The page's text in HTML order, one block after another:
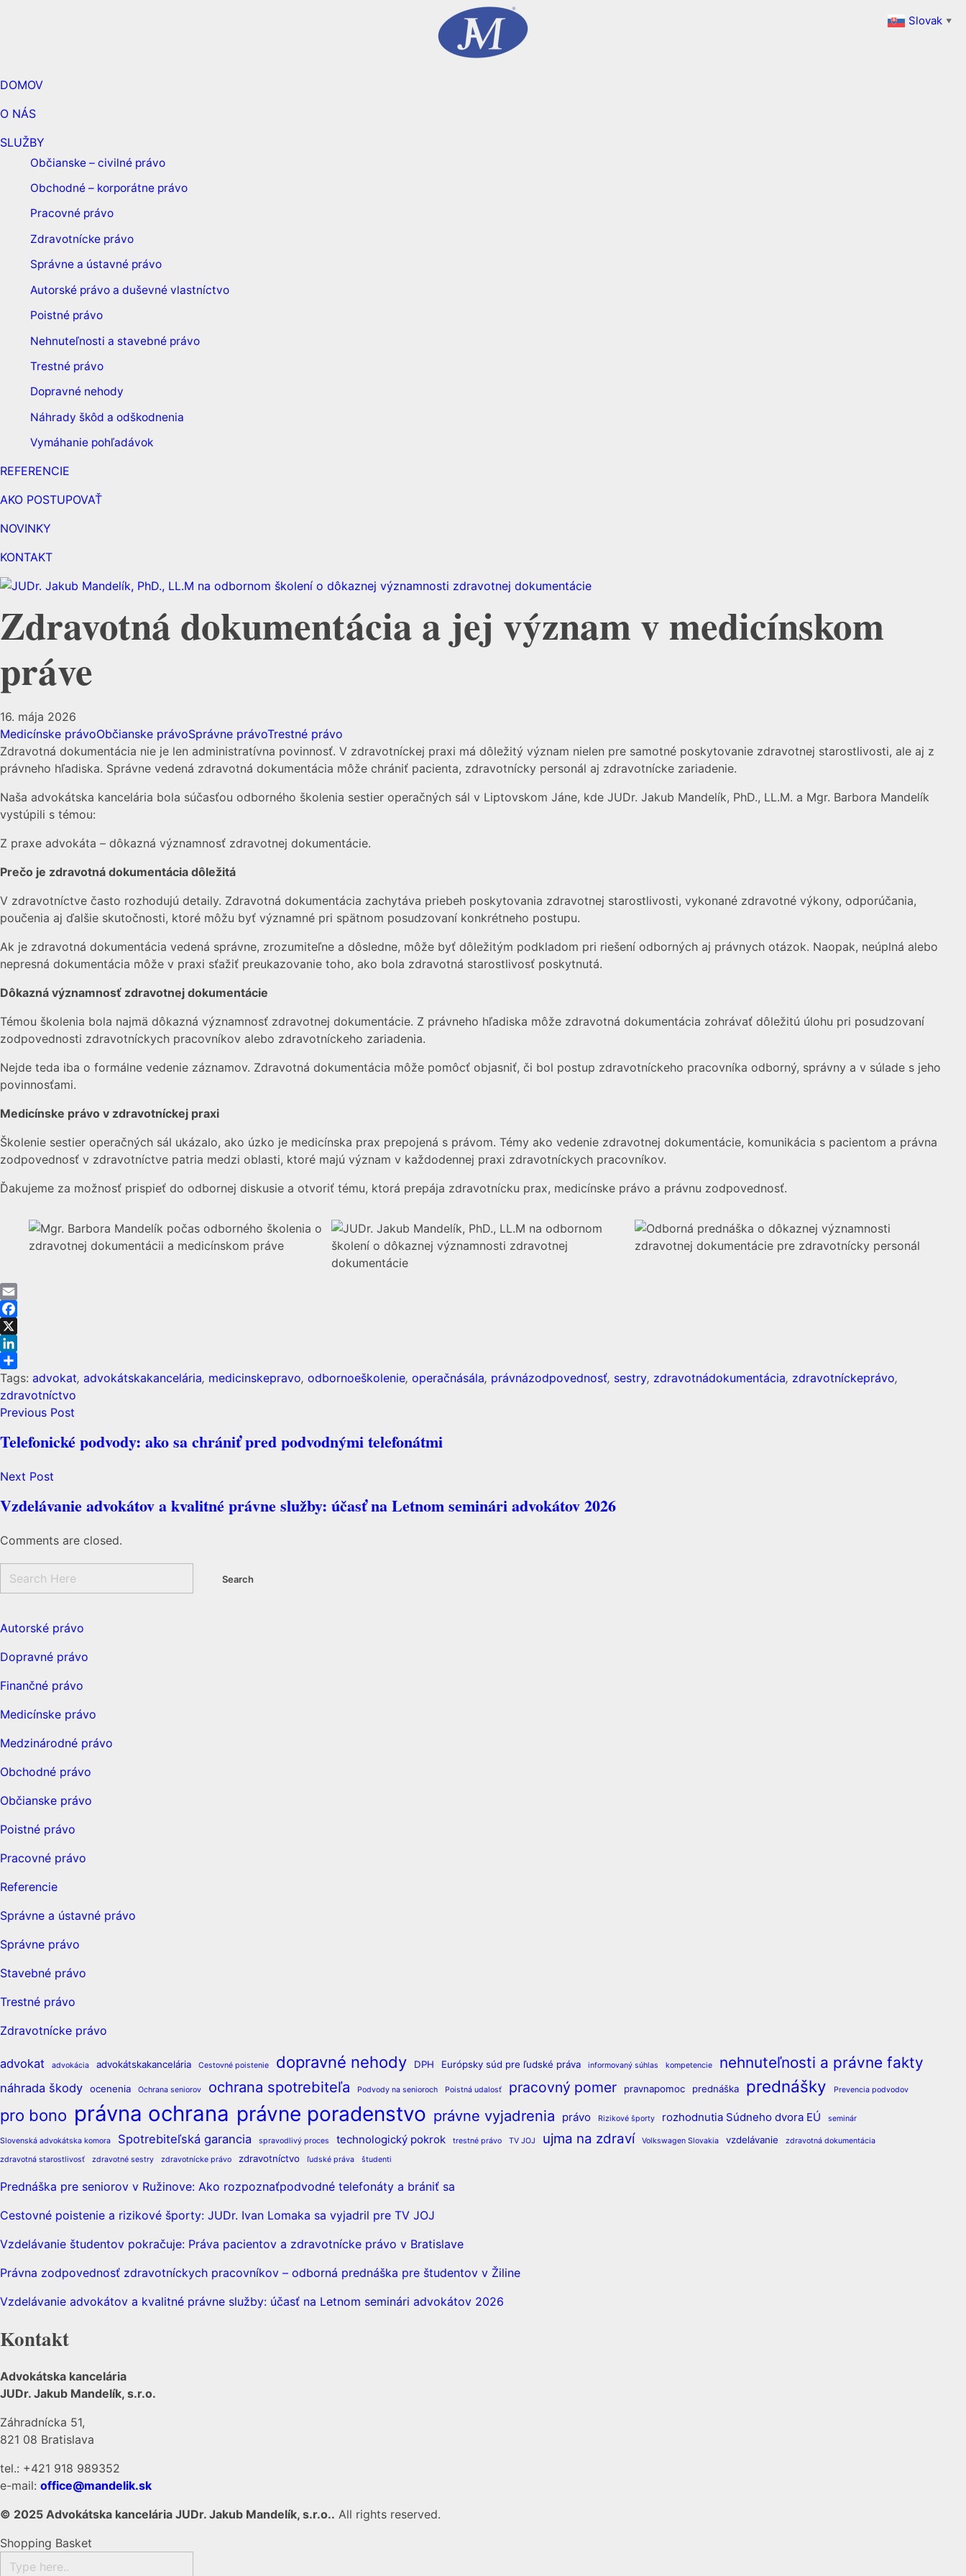
DOMOV
O NÁS
SLUŽBY
Občianske – civilné právo
Obchodné – korporátne právo
Pracovné právo
Zdravotnícke právo
Správne a ústavné právo
Autorské právo a duševné vlastníctvo
Poistné právo
Nehnuteľnosti a stavebné právo
Trestné právo
Dopravné nehody
Náhrady škôd a odškodnenia
Vymáhanie pohľadávok
REFERENCIE
AKO POSTUPOVAŤ
NOVINKY
KONTAKT
Zdravotná dokumentácia a jej význam v medicínskom
práve
16. mája 2026
Medicínske právoObčianske právoSprávne právoTrestné právo
Zdravotná dokumentácia nie je len administratívna povinnosť. V zdravotníckej praxi má dôležitý význam nielen pre samotné poskytovanie zdravotnej starostlivosti, ale aj z
právneho hľadiska. Správne vedená zdravotná dokumentácia môže chrániť pacienta, zdravotnícky personál aj zdravotnícke zariadenie.
Naša advokátska kancelária bola súčasťou odborného školenia sestier operačných sál v Liptovskom Jáne, kde JUDr. Jakub Mandelík, PhD., LL.M. a Mgr. Barbora Mandelík
vystúpili s témou:
Z praxe advokáta – dôkazná významnosť zdravotnej dokumentácie.
Prečo je zdravotná dokumentácia dôležitá
V zdravotníctve často rozhodujú detaily. Zdravotná dokumentácia zachytáva priebeh poskytovania zdravotnej starostlivosti, vykonané zdravotné výkony, odporúčania,
poučenia aj ďalšie skutočnosti, ktoré môžu byť významné pri spätnom posudzovaní konkrétneho postupu.
Ak je zdravotná dokumentácia vedená správne, zrozumiteľne a dôsledne, môže byť dôležitým podkladom pri riešení odborných aj právnych otázok. Naopak, neúplná alebo
nepresná dokumentácia môže v praxi sťažiť preukazovanie toho, ako bola zdravotná starostlivosť poskytnutá.
Dôkazná významnosť zdravotnej dokumentácie
Témou školenia bola najmä dôkazná významnosť zdravotnej dokumentácie. Z právneho hľadiska môže zdravotná dokumentácia zohrávať dôležitú úlohu pri posudzovaní
zodpovednosti zdravotníckych pracovníkov alebo zdravotníckeho zariadenia.
Nejde teda iba o formálne vedenie záznamov. Zdravotná dokumentácia môže pomôcť objasniť, či bol postup zdravotníckeho pracovníka odborný, správny a v súlade s jeho
povinnosťami.
Medicínske právo v zdravotníckej praxi
Školenie sestier operačných sál ukázalo, ako úzko je medicínska prax prepojená s právom. Témy ako vedenie zdravotnej dokumentácie, komunikácia s pacientom a právna
zodpovednosť v zdravotníctve patria medzi oblasti, ktoré majú význam v každodennej praxi zdravotníckych pracovníkov.
Ďakujeme za možnosť prispieť do odbornej diskusie a otvoriť tému, ktorá prepája zdravotnícku prax, medicínske právo a právnu zodpovednosť.
Email
Facebook
X
LinkedIn
Share
Tags: advokat, advokátskakancelária, medicinskepravo, odbornoeškolenie, operačnásála, právnázodpovednosť, sestry, zdravotnádokumentácia, zdravotníckeprávo,
zdravotníctvo
Previous Post
Telefonické podvody: ako sa chrániť pred podvodnými telefonátmi
Next Post
Vzdelávanie advokátov a kvalitné právne služby: účasť na Letnom seminári advokátov 2026
Comments are closed.
Autorské právo
Dopravné právo
Finančné právo
Medicínske právo
Medzinárodné právo
Obchodné právo
Občianske právo
Poistné právo
Pracovné právo
Referencie
Správne a ústavné právo
Správne právo
Stavebné právo
Trestné právo
Zdravotnícke právo
advokat advokácia advokátskakancelária Cestovné poistenie dopravné nehody DPH Európsky súd pre ľudské práva informovaný súhlas kompetencie nehnuteľnosti a právne fakty
náhrada škody ocenenia Ochrana seniorov ochrana spotrebiteľa Podvody na senioroch Poistná udalosť pracovný pomer pravnapomoc prednáška prednášky Prevencia podvodov
pro bono právna ochrana právne poradenstvo právne vyjadrenia právo Rizikové športy rozhodnutia Súdneho dvora EÚ seminár
Slovenská advokátska komora Spotrebiteľská garancia spravodlivý proces technologický pokrok trestné právo TV JOJ ujma na zdraví Volkswagen Slovakia vzdelávanie
zdravotná dokumentácia
zdravotná starostlivosť
zdravotné sestry zdravotnícke právo zdravotníctvo ľudské práva študenti
Prednáška pre seniorov v Ružinove: Ako rozpoznaťpodvodné telefonáty a brániť sa
Cestovné poistenie a rizikové športy: JUDr. Ivan Lomaka sa vyjadril pre TV JOJ
Vzdelávanie študentov pokračuje: Práva pacientov a zdravotnícke právo v Bratislave
Právna zodpovednosť zdravotníckych pracovníkov – odborná prednáška pre študentov v Žiline
Vzdelávanie advokátov a kvalitné právne služby: účasť na Letnom seminári advokátov 2026
Kontakt
Advokátska kancelária
JUDr. Jakub Mandelík, s.r.o.
Záhradnícka 51,
821 08 Bratislava
tel.: +421 918 989352
e-mail: office@mandelik.sk
© 2025 Advokátska kancelária JUDr. Jakub Mandelík, s.r.o.. All rights reserved.
Shopping Basket
Slovak ▼